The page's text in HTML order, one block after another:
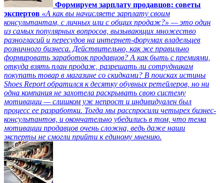
Формируем зарплату продавцов: советы
экспертов «А как вы начисляете зарплату своим
консультантам, с личных или с общих продаж?» — это один
из самых популярных вопросов, вызывающих множество
разногласий и пересудов на интернет-форумах владельцев
розничного бизнеса. Действительно, как же правильно
формировать заработок продавцов? А как быть с премиями,
откуда взять план продаж, разрешать ли сотрудникам
покупать товар в магазине со скидками? В поисках истины
Shoes Report обратился к десятку обувных ретейлеров, но ни
одна компания не захотела раскрывать свою систему
мотивации — слишком уж непрост и индивидуален был
процесс ее разработки. Тогда мы расспросили четырех бизнес-
консультантов, и окончательно убедились в том, что тема
мотивации продавцов очень сложна, ведь даже наши
эксперты не смогли прийти к единому мнению.